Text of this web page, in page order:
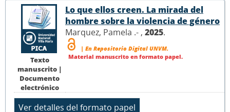
Texto
manuscrito |
Documento
electrónico
Lo que ellos creen. La mirada del
hombre sobre la violencia de género
Marquez, Pamela .- , 2025.
| En Repositorio Digital UNVM.
Material manuscrito en formato papel.